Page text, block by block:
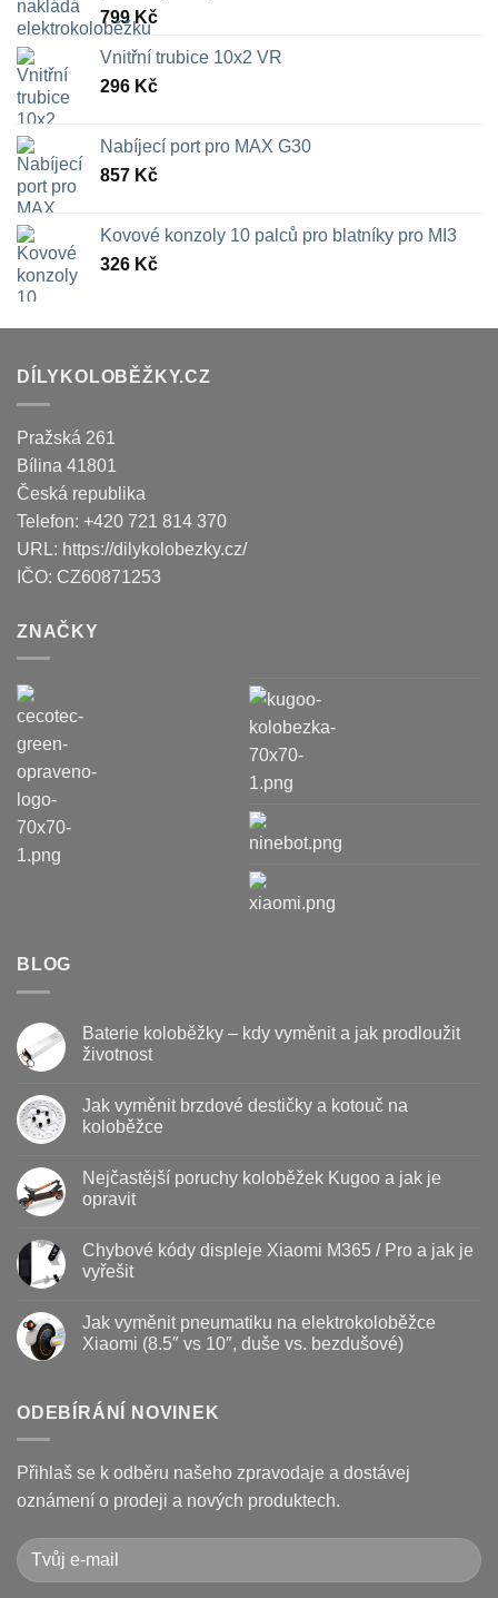
799Kč
Vnitřní trubice 10x2 VR
296 Kč
Nabíjecí port pro MAX G30
857 Kč
Kovové konzoly 10 palců pro blatníky pro MI3
326 Kč
DÍLYKOLOBĚŽKY.CZ
Pražská 261
Bílina 41801
Česká republika
Telefon: +420 721 814 370
URL: https://dilykolobezky.cz/
IČO: CZ60871253
ZNAČKY
BLOG
Baterie koloběžky – kdy vyměnit a jak prodloužit
životnost
textu
s
koloběžky
kdy
jak
prodloužit
životnost
Jak vyměnit brzdové destičky a kotouč na
koloběžce
u
textu
s
vyměnit
brzdové
destičky
na
koloběžce
Nejčastější poruchy koloběžek Kugoo a jak je
opravit
u
textu
s
poruchy
koloběžek
Kugoo
opravit
Chybové kódy displeje Xiaomi M365 / Pro a jak je
vyřešit
textu
s
displeje
Xiaomi
Pro
a
jak
je
Jak vyměnit pneumatiku na elektrokoloběžce
Xiaomi (8.5″ vs 10″, duše vs. bezdušové)
textu
s
vyměnit
pneumatiku
na
elektrokoloběžce
(8.5″
vs
10″,
duše
ODEBÍRÁNÍ NOVINEK
Přihlaš se k odběru našeho zpravodaje a dostávej
oznámení o prodeji a nových produktech.